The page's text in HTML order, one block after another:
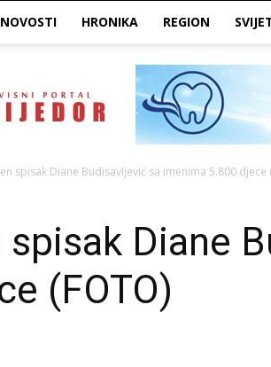
NOVOSTI HRONIKA REGION
spisak Diane Budisavljević sa imenima 5.800 djece
spisak Diane
(FOTO)